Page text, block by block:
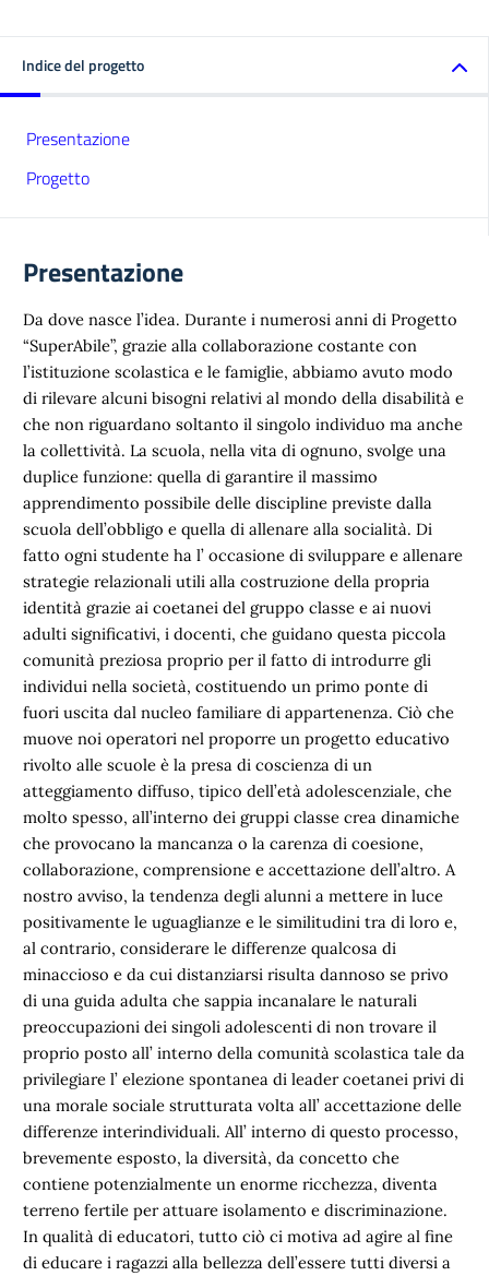
Indice del progetto
Presentazione
Progetto
Presentazione
Da dove nasce l’idea. Durante i numerosi anni di Progetto
“SuperAbile”, grazie alla collaborazione costante con
l’istituzione scolastica e le famiglie, abbiamo avuto modo
di rilevare alcuni bisogni relativi al mondo della disabilità e
che non riguardano soltanto il singolo individuo ma anche
la collettività. La scuola, nella vita di ognuno, svolge una
duplice funzione: quella di garantire il massimo
apprendimento possibile delle discipline previste dalla
scuola dell’obbligo e quella di allenare alla socialità. Di
fatto ogni studente ha l’ occasione di sviluppare e allenare
strategie relazionali utili alla costruzione della propria
identità grazie ai coetanei del gruppo classe e ai nuovi
adulti significativi, i docenti, che guidano questa piccola
comunità preziosa proprio per il fatto di introdurre gli
individui nella società, costituendo un primo ponte di
fuori uscita dal nucleo familiare di appartenenza. Ciò che
muove noi operatori nel proporre un progetto educativo
rivolto alle scuole è la presa di coscienza di un
atteggiamento diffuso, tipico dell’età adolescenziale, che
molto spesso, all’interno dei gruppi classe crea dinamiche
che provocano la mancanza o la carenza di coesione,
collaborazione, comprensione e accettazione dell’altro. A
nostro avviso, la tendenza degli alunni a mettere in luce
positivamente le uguaglianze e le similitudini tra di loro e,
al contrario, considerare le differenze qualcosa di
minaccioso e da cui distanziarsi risulta dannoso se privo
di una guida adulta che sappia incanalare le naturali
preoccupazioni dei singoli adolescenti di non trovare il
proprio posto all’ interno della comunità scolastica tale da
privilegiare l’ elezione spontanea di leader coetanei privi di
una morale sociale strutturata volta all’ accettazione delle
differenze interindividuali. All’ interno di questo processo,
brevemente esposto, la diversità, da concetto che
contiene potenzialmente un enorme ricchezza, diventa
terreno fertile per attuare isolamento e discriminazione.
In qualità di educatori, tutto ciò ci motiva ad agire al fine
di educare i ragazzi alla bellezza dell’essere tutti diversi a